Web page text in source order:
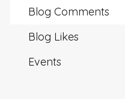
Blog Comments
Blog Likes
Events